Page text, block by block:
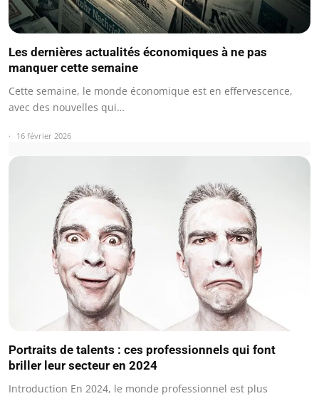
Les dernières actualités économiques à ne pas
manquer cette semaine
Cette semaine, le monde économique est en effervescence,
avec des nouvelles qui…
16 février 2026
Portraits de talents : ces professionnels qui font
briller leur secteur en 2024
Introduction En 2024, le monde professionnel est plus